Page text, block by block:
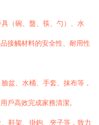
具（碗、盤、筷、勺）、水
接觸材料的安全性、耐用性
盆、水桶、手套、抹布等，
戶高效完成家務清潔。
鞋架、掛鉤、夾子等，致力